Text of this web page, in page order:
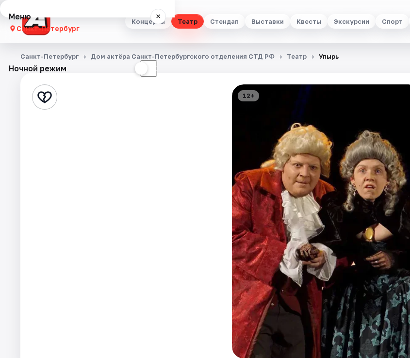
Концерты Театр Стендап Выставки Квесты Экскурсии Спорт
Меню ×
Санкт-Петербург
Концерты
Стендап
Ночной режим ☾
Санкт-Петербург Дом актёра Санкт-Петербургского отделения СТД РФ Театр Упырь
12+